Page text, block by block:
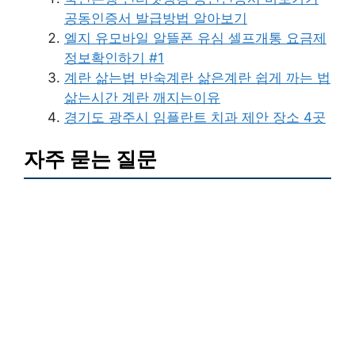
공동인증서 발급방법 알아보기
엘지 유모바일 알뜰폰 유심 셀프개통 요금제
정보확인하기 #1
계란 삶는법 반숙계란 삶은계란 쉽게 까는 법
삶는시간 계란 깨지는이유
경기도 광주시 임플란트 치과 제안 장소 4곳
자주 묻는 질문